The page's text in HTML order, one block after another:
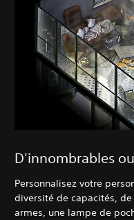
D'innombrables
Personnalisez votre
diversité de capacités,
armes, une lampe de